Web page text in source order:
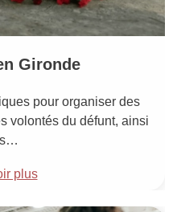
Gironde
pour organiser des
volontés du défunt, ainsi
plus